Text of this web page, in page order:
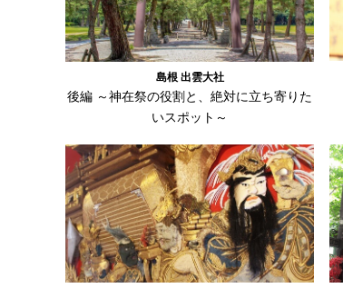
島根 出雲大社
後編 ～神在祭の役割と、絶対に立ち寄りた
いスポット～